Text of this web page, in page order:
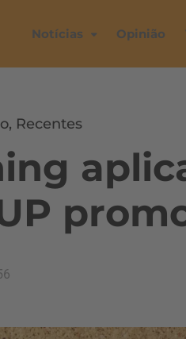
Notícias Opinião
, Recentes